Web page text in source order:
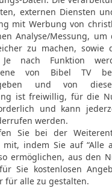
JEREMIA 7 IN DER
© 2000 Genfer
32 in der New
the
Slaughter,
no more